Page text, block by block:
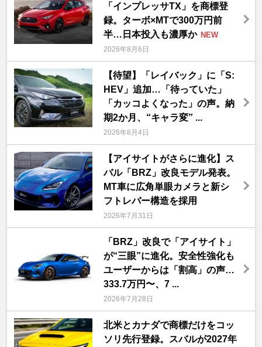
「インプレッサTX」を商標登
録。ターボ×MTで300万円前
半…日本投入も濃厚か NEW
2026年8月6日
【待望】「レイバック」に「S:
HEV」追加…「待っていた」
「カッコよくなった」の声。納
期2か月、“キャラ変” ...
2026年8月4日
【アイサイトがさらに進化】ス
バル「BRZ」改良モデル発表。
MT車に広角単眼カメラと新シ
フトレバー構造を採用
2026年7月31日
「BRZ」改良で「アイサイト」
が“三眼”に進化。安全性強化も
ユーザーからは「割高」の声…
333.7万円〜、7 ...
2026年7月28日
北米とカナダで商標だけをコッ
ソリ先行登録。スバルが2027年